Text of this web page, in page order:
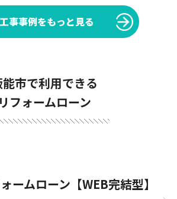
事事例をもっと見る
市で利用できる
リフォームローン
ームローン【WEB完結型】